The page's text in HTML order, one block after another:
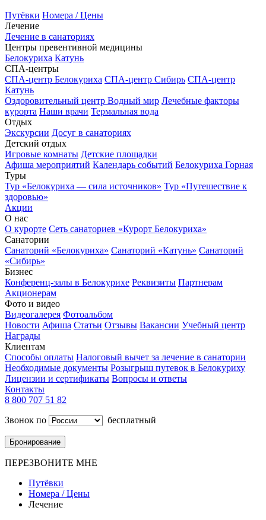
Путёвки Номера / Цены
Лечение
Лечение в санаториях
Центры превентивной медицины
Белокуриха Катунь
СПА-центры
СПА-центр Белокуриха СПА-центр Сибирь СПА-центр
Катунь
Оздоровительный центр Водный мир Лечебные факторы
курорта Наши врачи Термальная вода
Отдых
Экскурсии Досуг в санаториях
Детский отдых
Игровые комнаты Детские площадки
Афиша мероприятий Календарь событий Белокуриха Горная
Туры
Тур «Белокуриха — сила источников» Тур «Путешествие к
здоровью»
Акции
О нас
О курорте Сеть санаториев «Курорт Белокуриха»
Санатории
Санаторий «Белокуриха» Санаторий «Катунь» Санаторий
«Сибирь»
Бизнес
Конференц-залы в Белокурихе Реквизиты Партнерам
Акционерам
Фото и видео
Видеогалерея Фотоальбом
Новости Афиша Статьи Отзывы Вакансии Учебный центр
Награды
Клиентам
Способы оплаты Налоговый вычет за лечение в санатории
Необходимые документы Розыгрыш путевок в Белокуриху
Лицензии и сертификаты Вопросы и ответы
Контакты
8 800 707 51 82
Звонок по
бесплатный
Бронирование
ПЕРЕЗВОНИТЕ МНЕ
Путёвки
Номера / Цены
Лечение